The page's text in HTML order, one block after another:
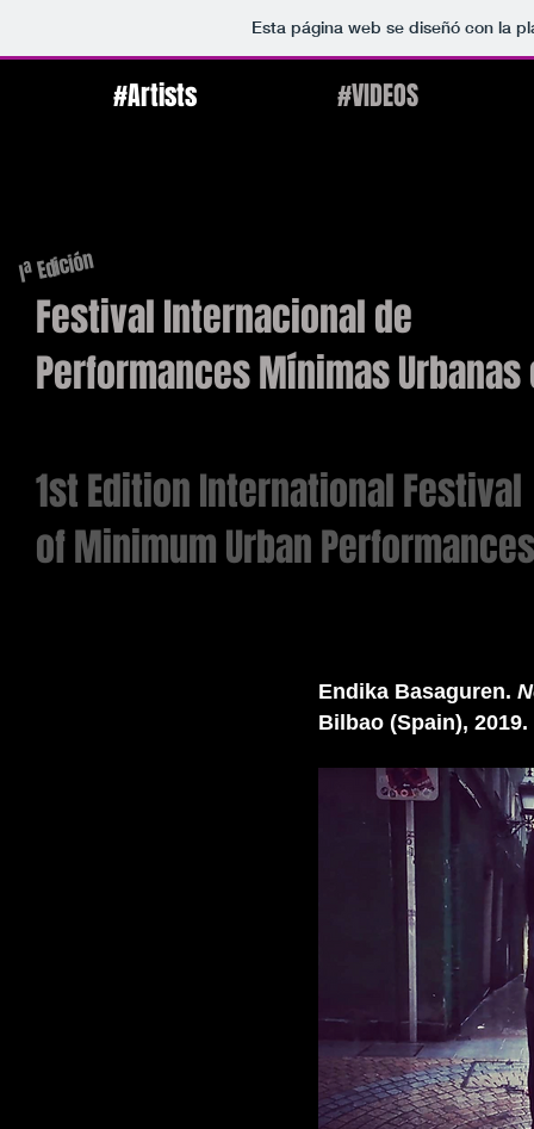
Esta página web se diseñó con la
#Artists #VIDEOS
Iª Edición
Festival Internacional de
Performances Mínimas Urbanas
1st Edition International Festival
of Minimum Urban
Endika Basaguren.
Bilbao (Spain), 2019.